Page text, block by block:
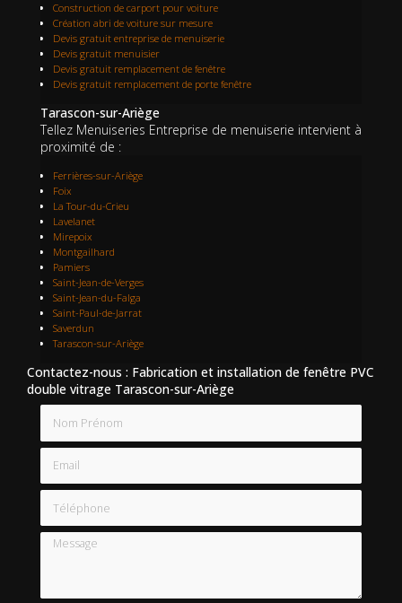
Construction de carport pour voiture
Création abri de voiture sur mesure
Devis gratuit entreprise de menuiserie
Devis gratuit menuisier
Devis gratuit remplacement de fenêtre
Devis gratuit remplacement de porte fenêtre
Tarascon-sur-Ariège
Tellez Menuiseries Entreprise de menuiserie intervient à
proximité de :
Ferrières-sur-Ariège
Foix
La Tour-du-Crieu
Lavelanet
Mirepoix
Montgailhard
Pamiers
Saint-Jean-de-Verges
Saint-Jean-du-Falga
Saint-Paul-de-Jarrat
Saverdun
Tarascon-sur-Ariège
Contactez-nous : Fabrication et installation de fenêtre PVC
double vitrage Tarascon-sur-Ariège
Email
Téléphone
Message